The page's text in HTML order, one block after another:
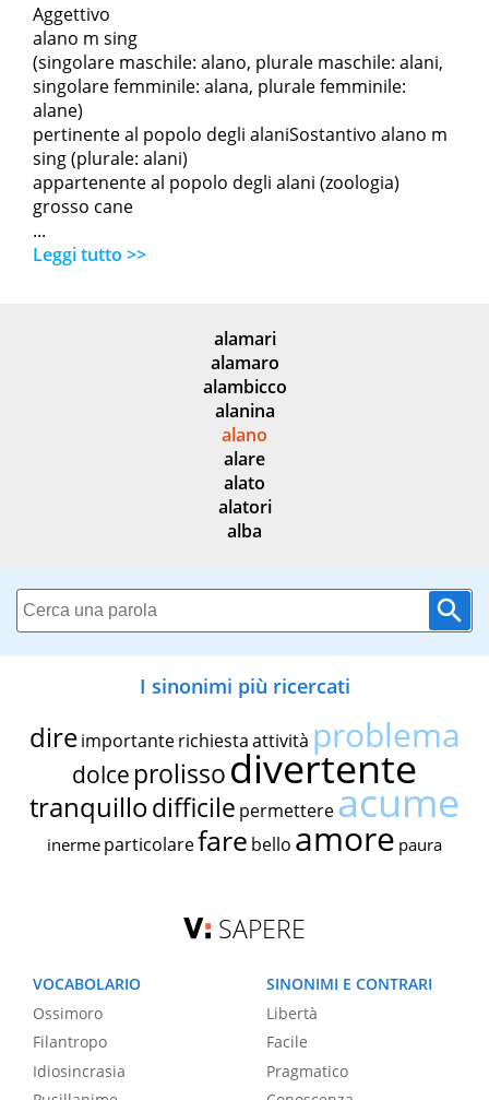
Aggettivo
alano m sing
(singolare maschile: alano, plurale maschile: alani,
singolare femminile: alana, plurale femminile:
alane)
pertinente al popolo degli alaniSostantivo alano m
sing (plurale: alani)
appartenente al popolo degli alani (zoologia)
grosso cane
...
Leggi tutto >>
alamari
alamaro
alambicco
alanina
alano
alare
alato
alatori
alba
I sinonimi più ricercati
dire importante richiestaattività problema
dolce prolissodivertente
tranquillodifficile permettereacume
inerme particolarefare bello amore paura
SAPERE
VOCABOLARIO
Ossimoro
Filantropo
Idiosincrasia
SINONIMI E CONTRARI
Libertà
Facile
Pragmatico